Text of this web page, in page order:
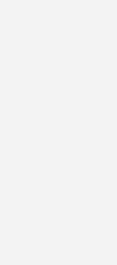
für
40
der neuen